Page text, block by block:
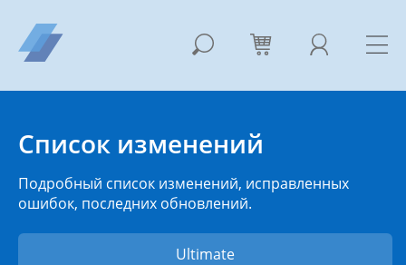
Список изменений
Подробный список изменений, исправленных
ошибок, последних обновлений.
Ultimate